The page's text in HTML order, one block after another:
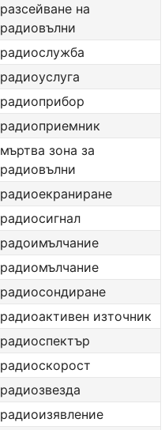
разсейване на
радиовълни
радиослужба
радиоуслуга
радиоприбор
радиоприемник
мъртва зона за
радиовълни
радиоекраниране
радиосигнал
радоимълчание
радиомълчание
радиосондиране
радиоактивен източник
радиоспектър
радиоскорост
радиозвезда
радиоизявление